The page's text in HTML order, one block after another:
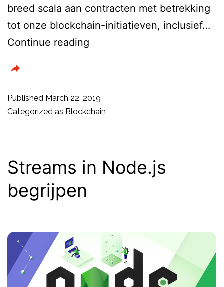
breed scala aan contracten met betrekking
tot onze blockchain-initiatieven, inclusief…
Continue reading
om
Blockchain-
nieuwe
producten
Published March 22, 2019
Categorized as Blockchain
Streams in Node.js
begrijpen